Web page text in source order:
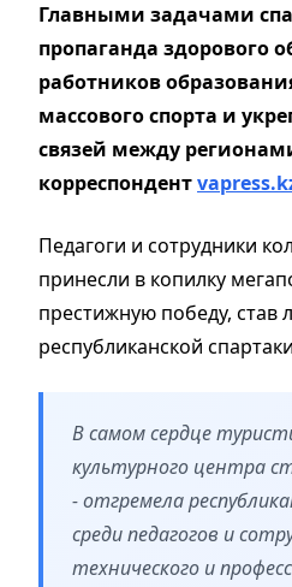
Главными задачами
пропаганда здорового
работников
массового спорта и
связей между
корреспондент
Педагоги и сотрудники
принесли в копилку
престижную победу, став
республиканской
В самом сердце
культурного центра
- отгремела
среди педагогов и
технического и